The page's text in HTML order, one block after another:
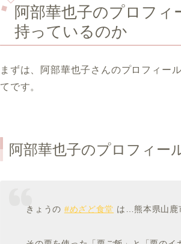
阿部華也子のプロフィ
持っているのか
まずは、阿部華也子さんのプロフィー
てです。
阿部華也子のプロフィー
きょうの #めざど食堂 は…熊本県山鹿